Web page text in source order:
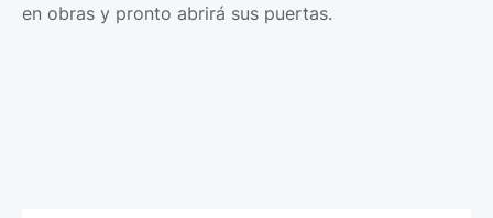
en obras y pronto abrirá sus puertas.